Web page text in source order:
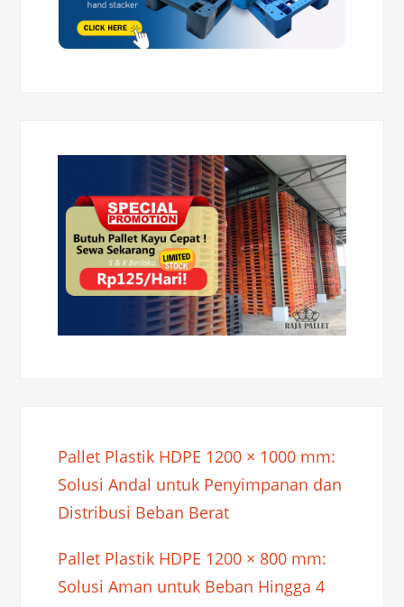
Pallet Plastik HDPE 1200 × 1000 mm:
Solusi Andal untuk Penyimpanan dan
Distribusi Beban Berat
Pallet Plastik HDPE 1200 × 800 mm:
Solusi Aman untuk Beban Hingga 4